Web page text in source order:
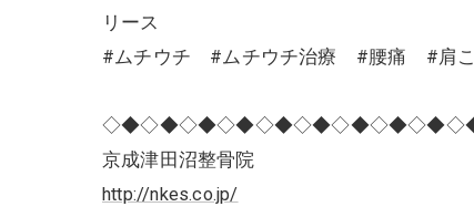
リース
#ムチウチ #ムチウチ治療 #腰痛 #肩
京成津田沼整骨院
http://nkes.co.jp/